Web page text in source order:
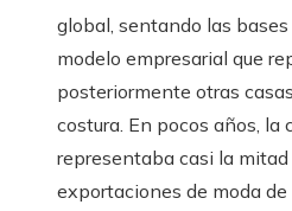
global, sentando las bases
modelo empresarial que
posteriormente otras
costura. En pocos años, la
representaba casi la mitad
exportaciones de moda de